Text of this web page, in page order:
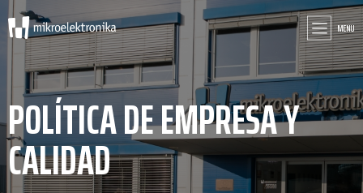
MENU
POLÍTICA DE EMPRESA Y
CALIDAD